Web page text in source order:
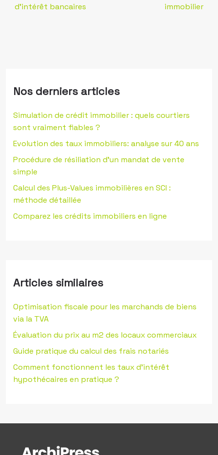
d’intérêt bancaires
immobilier
Nos derniers articles
Simulation de crédit immobilier : quels courtiers
sont vraiment fiables ?
Evolution des taux immobiliers: analyse sur 40 ans
Procédure de résiliation d’un mandat de vente
simple
Calcul des Plus-Values immobilières en SCI :
méthode détaillée
Comparez les crédits immobiliers en ligne
Articles similaires
Optimisation fiscale pour les marchands de biens
via la TVA
Évaluation du prix au m2 des locaux commerciaux
Guide pratique du calcul des frais notariés
Comment fonctionnent les taux d’intérêt
hypothécaires en pratique ?